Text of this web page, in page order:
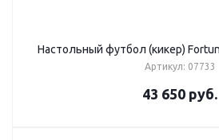
Настольный футбол (кикер)
Артикул: 07733
43 650 руб.